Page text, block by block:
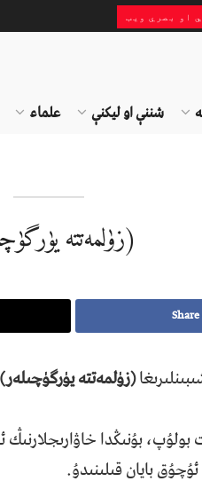
او بصري ویب
شننې او لیکنې علماء
(زۈلمەتتە
(زۈلمەتتە يۈرگۈچىلەر)
مىنۇت 53 سېكۇنت بولۇپ، بۇنىڭدا
بايان قىلىنىدۇ.